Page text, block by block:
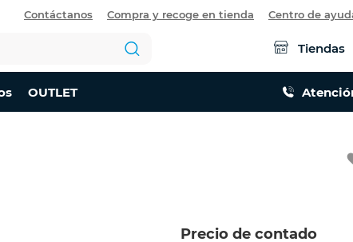
Contáctanos Compra y recoge en tienda Centro de
Tiendas
OUTLET
Precio de contado